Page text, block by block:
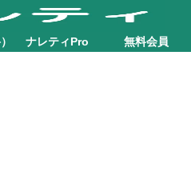
ナレティPro
無料会員